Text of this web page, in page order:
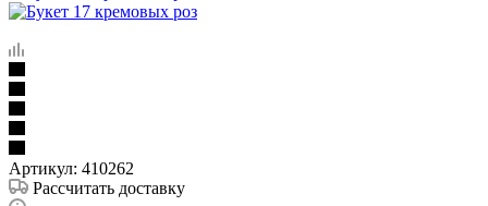
Артикул: 410262
Рассчитать доставку